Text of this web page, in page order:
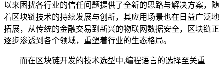
以来困扰各行业的信任问题提供了全新的思路与解决方案，随
着区块链技术的持续发展与创新，其应用场景也在日益广泛地
拓展，从传统的金融交易到新兴的物联网数据安全，区块链正
逐步渗透到各个领域，重塑着行业的生态格局。
而在区块链开发的技术选型中,编程语言的选择至关重